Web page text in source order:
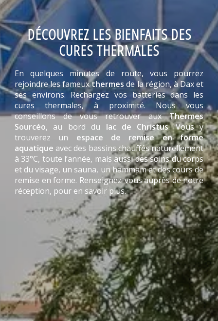
DÉCOUVREZ LES BIENFAITS DES
CURES THERMALES
En quelques minutes de route, vous pourrez
rejoindre les fameuxthermes de la région, à Dax et
ses environs. Rechargez vos batteries dans les
cures thermales, à proximité. Nous vous
conseillons de vous retrouver auxThermes
Sourcéo, au bord du lac de Christus. Vous y
trouverez un espace de remise en forme
aquatique avec des bassins chauffés naturellement
à 33°C, toute l’année, mais aussi des soins du corps
et du visage, un sauna, un hammam et des cours de
remise en forme. Renseignez-vous auprès de notre
réception, pour en savoir plus.